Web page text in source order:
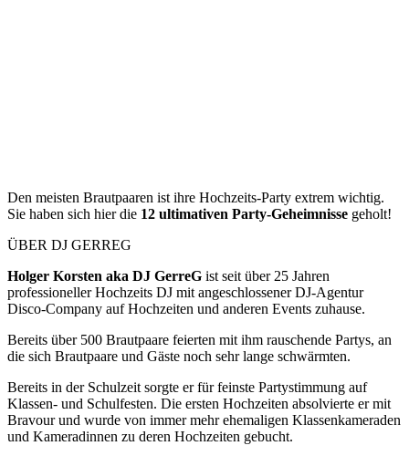
Den meisten Brautpaaren ist ihre Hochzeits-Party extrem wichtig.
Sie haben sich hier die 12 ultimativen Party-Geheimnisse geholt!
ÜBER DJ GERREG
Holger Korsten aka DJ GerreG ist seit über 25 Jahren
professioneller Hochzeits DJ mit angeschlossener DJ-Agentur
Disco-Company auf Hochzeiten und anderen Events zuhause.
Bereits über 500 Brautpaare feierten mit ihm rauschende Partys, an
die sich Brautpaare und Gäste noch sehr lange schwärmten.
Bereits in der Schulzeit sorgte er für feinste Partystimmung auf
Klassen- und Schulfesten. Die ersten Hochzeiten absolvierte er mit
Bravour und wurde von immer mehr ehemaligen Klassenkameraden
und Kameradinnen zu deren Hochzeiten gebucht.